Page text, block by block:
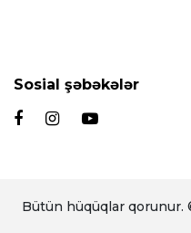
Sosial şəbəkələr
Bütün hüqüqlar qorunur.